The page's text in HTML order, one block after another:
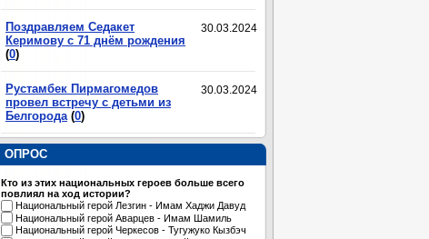
30.03.2024
Поздравляем Седакет
Керимову с 71 днём рождения
(0)
30.03.2024
Рустамбек Пирмагомедов
провел встречу с детьми из
Белгорода (0)
ОПРОС
Кто из этих национальных героев больше всего
повлиял на ход истории?
Национальный герой Лезгин - Имам Хаджи Давуд
Национальный герой Аварцев - Имам Шамиль
Национальный герой Черкесов - Тугужуко Кызбэч